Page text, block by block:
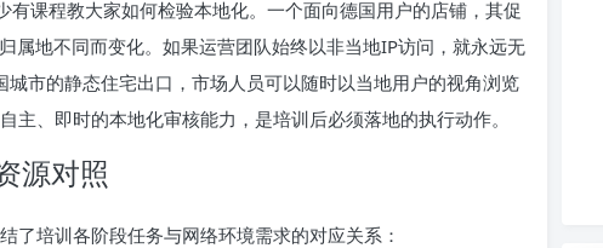
有课程教大家如何检验本地化。一个面向德国用户的店铺，其促
属地不同而变化。如果运营团队始终以非当地IP访问，就永远无
城市的静态住宅出口，市场人员可以随时以当地用户的视角浏览
主、即时的本地化审核能力，是培训后必须落地的执行动作。
源对照
了培训各阶段任务与网络环境需求的对应关系：